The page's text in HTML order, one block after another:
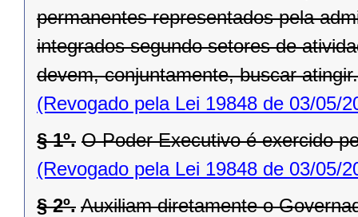
permanentes representados pela
integrados segundo setores de
devem, conjuntamente, buscar atingir.
(Revogado pela Lei 19848 de 03/05/
§ 1º. O Poder Executivo é exercido
(Revogado pela Lei 19848 de 03/05/
§ 2º. Auxiliam diretamente o